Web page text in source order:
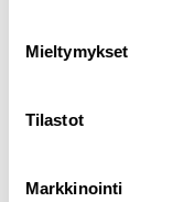
Mieltymykset
Tilastot
Markkinointi
Lue lisää »